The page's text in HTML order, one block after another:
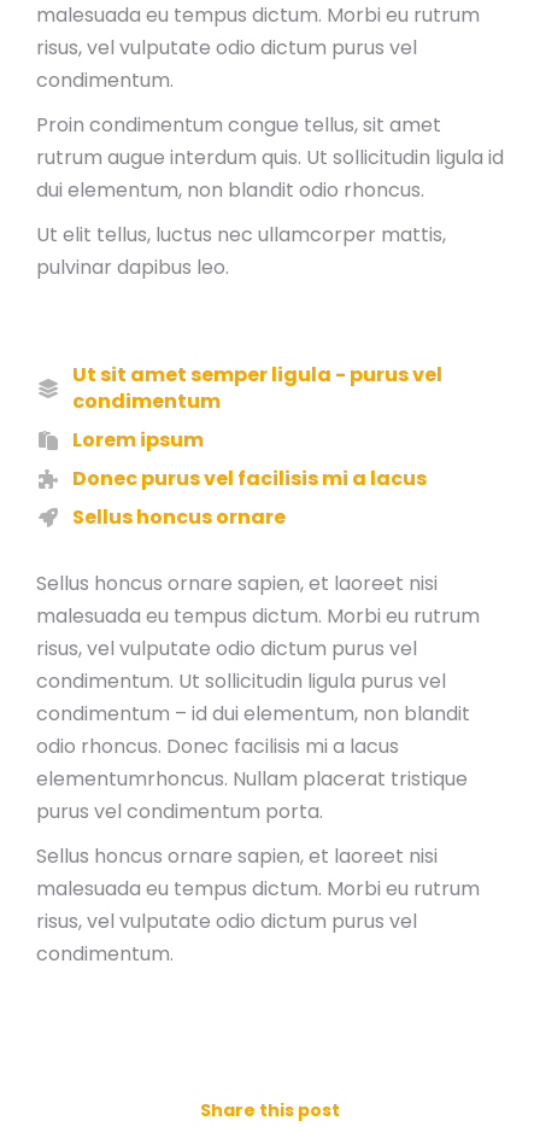
malesuada eu tempus dictum. Morbi eu rutrum
risus, vel vulputate odio dictum purus vel
condimentum.
Proin condimentum congue tellus, sit amet
rutrum augue interdum quis. Ut sollicitudin ligula id
dui elementum, non blandit odio rhoncus.
Ut elit tellus, luctus nec ullamcorper mattis,
pulvinar dapibus leo.
Ut sit amet semper ligula - purus vel
condimentum
Lorem ipsum
Donec purus vel facilisis mi a lacus
Sellus honcus ornare
Sellus honcus ornare sapien, et laoreet nisi
malesuada eu tempus dictum. Morbi eu rutrum
risus, vel vulputate odio dictum purus vel
condimentum. Ut sollicitudin ligula purus vel
condimentum – id dui elementum, non blandit
odio rhoncus. Donec facilisis mi a lacus
elementumrhoncus. Nullam placerat tristique
purus vel condimentum porta.
Sellus honcus ornare sapien, et laoreet nisi
malesuada eu tempus dictum. Morbi eu rutrum
risus, vel vulputate odio dictum purus vel
condimentum.
Share this post